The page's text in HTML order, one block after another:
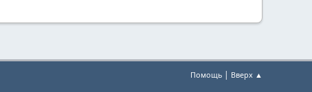
Помощь | Вверх ▲